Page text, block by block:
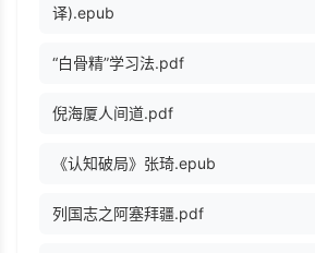
译).epub
“白骨精”学习法.pdf
倪海厦人间道.pdf
《认知破局》张琦.epub
列国志之阿塞拜疆.pdf